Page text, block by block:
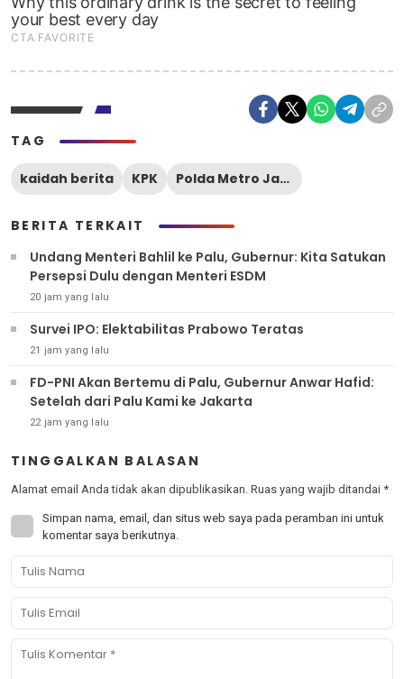
TAG
kaidah berita KPK Polda Metro Jaya
BERITA TERKAIT
Undang Menteri Bahlil ke Palu, Gubernur: Kita Satukan
Persepsi Dulu dengan Menteri ESDM
20 jam yang lalu
Survei IPO: Elektabilitas Prabowo Teratas
21 jam yang lalu
FD-PNI Akan Bertemu di Palu, Gubernur Anwar Hafid:
Setelah dari Palu Kami ke Jakarta
22 jam yang lalu
TINGGALKAN BALASAN
Alamat email Anda tidak akan dipublikasikan. Ruas yang wajib ditandai *
Simpan nama, email, dan situs web saya pada peramban ini untuk
komentar saya berikutnya.